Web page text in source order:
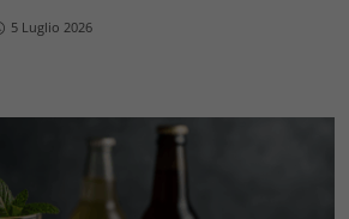
5 Luglio 2026